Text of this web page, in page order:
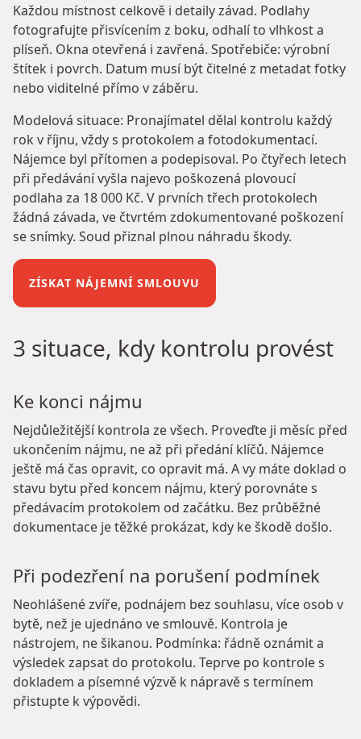
Každou místnost celkově i detaily závad. Podlahy
fotografujte přisvícením z boku, odhalí to vlhkost a
plíseň. Okna otevřená i zavřená. Spotřebiče: výrobní
štítek i povrch. Datum musí být čitelné z metadat fotky
nebo viditelné přímo v záběru.
Modelová situace: Pronajímatel dělal kontrolu každý
rok v říjnu, vždy s protokolem a fotodokumentací.
Nájemce byl přítomen a podepisoval. Po čtyřech letech
při předávání vyšla najevo poškozená plovoucí
podlaha za 18 000 Kč. V prvních třech protokolech
žádná závada, ve čtvrtém zdokumentované poškození
se snímky. Soud přiznal plnou náhradu škody.
ZÍSKAT NÁJEMNÍ SMLOUVU
3 situace, kdy kontrolu provést
Ke konci nájmu
Nejdůležitější kontrola ze všech. Proveďte ji měsíc před
ukončením nájmu, ne až při předání klíčů. Nájemce
ještě má čas opravit, co opravit má. A vy máte doklad o
stavu bytu před koncem nájmu, který porovnáte s
předávacím protokolem od začátku. Bez průběžné
dokumentace je těžké prokázat, kdy ke škodě došlo.
Při podezření na porušení podmínek
Neohlášené zvíře, podnájem bez souhlasu, více osob v
bytě, než je ujednáno ve smlouvě. Kontrola je
nástrojem, ne šikanou. Podmínka: řádně oznámit a
výsledek zapsat do protokolu. Teprve po kontrole s
dokladem a písemné výzvě k nápravě s termínem
přistupte k výpovědi.